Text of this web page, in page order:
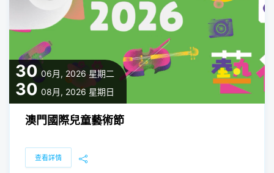
30 06月, 2026 星期二
30 08月, 2026 星期日
澳門國際兒童藝術節
查看詳情